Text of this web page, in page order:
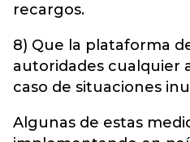
recargos.
8) Que la plataforma
autoridades cualquier
caso de situaciones
Algunas de estas